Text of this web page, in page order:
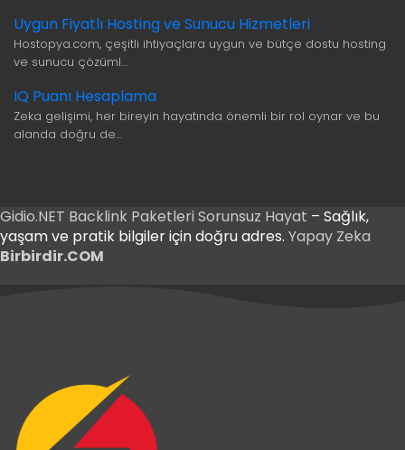
Uygun Fiyatlı Hosting ve Sunucu Hizmetleri
Hostopya.com, çeşitli ihtiyaçlara uygun ve bütçe dostu hosting
ve sunucu çözüml…
IQ Puanı Hesaplama
Zeka gelişimi, her bireyin hayatında önemli bir rol oynar ve bu
alanda doğru de…
Gidio.NET Backlink Paketleri Sorunsuz Hayat – Sağlık,
yaşam ve pratik bilgiler için doğru adres. Yapay Zeka
Birbirdir.COM